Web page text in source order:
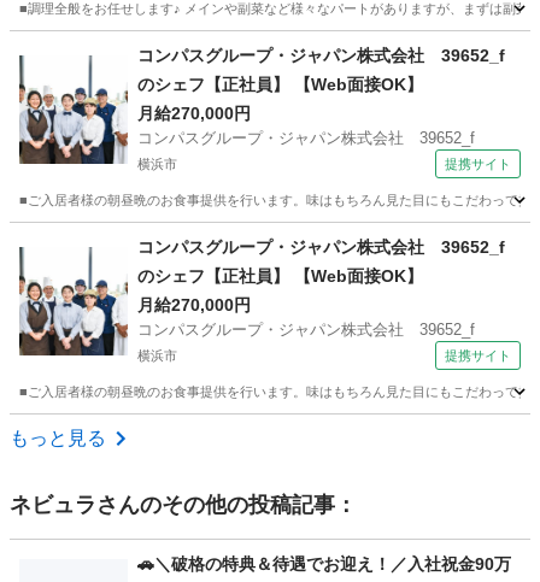
■調理全般をお任せします♪ メインや副菜など様々なパートがありますが、まずは副
調理師
コンパスグループ・ジャパン株式会社 39652_f
のシェフ【正社員】 【Web面接OK】
月給270,000円
コンパスグループ・ジャパン株式会社 39652_f
横浜市 提携サイト
■ご入居者様の朝昼晩のお食事提供を行います。味はもちろん見た目にもこだわって
調理師
コンパスグループ・ジャパン株式会社 39652_f
のシェフ【正社員】 【Web面接OK】
月給270,000円
コンパスグループ・ジャパン株式会社 39652_f
横浜市 提携サイト
■ご入居者様の朝昼晩のお食事提供を行います。味はもちろん見た目にもこだわって
神奈川 横浜市
もっと見る
ネビュラ さんのその他の投稿記事：
🚗＼破格の特典＆待遇でお迎え！／入社祝金90万